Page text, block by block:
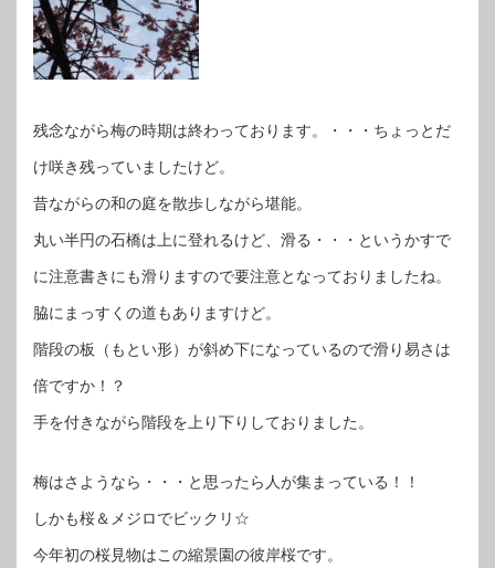
残念ながら梅の時期は終わっております。・・・ちょっとだ
け咲き残っていましたけど。
昔ながらの和の庭を散歩しながら堪能。
丸い半円の石橋は上に登れるけど、滑る・・・というかすで
に注意書きにも滑りますので要注意となっておりましたね。
脇にまっすくの道もありますけど。
階段の板（もとい形）が斜め下になっているので滑り易さは
倍ですか！？
手を付きながら階段を上り下りしておりました。
梅はさようなら・・・と思ったら人が集まっている！！
しかも桜＆メジロでビックリ☆
今年初の桜見物はこの縮景園の彼岸桜です。